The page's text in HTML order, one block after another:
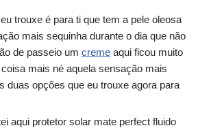
trouxe é para ti que tem a pele oleosa
mais sequinha durante o dia que não
de passeio um creme aqui ficou muito
mais né aquela sensação mais
duas opções que eu trouxe agora para
aqui protetor solar mate perfect fluido